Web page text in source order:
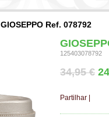
GIOSEPPO Ref. 078792
125403078792
34,95 €
Partilhar